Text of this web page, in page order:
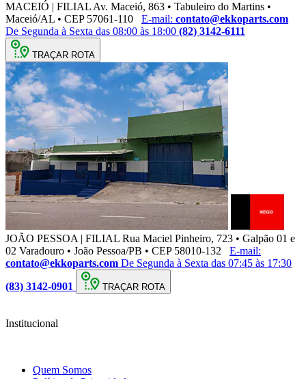
MACEIÓ | FILIAL Av. Maceió, 863 • Tabuleiro do Martins •
Maceió/AL • CEP 57061-110
E-mail: contato@ekkoparts.com
De Segunda à Sexta das 08:00 às 18:00 (82) 3142-6111
TRAÇAR ROTA
JOÃO PESSOA | FILIAL Rua Maciel Pinheiro, 723 • Galpão 01 e
02 Varadouro • João Pessoa/PB • CEP 58010-132
E-mail:
contato@ekkoparts.com De Segunda à Sexta das 07:45 às 17:30
(83) 3142-0901
TRAÇAR ROTA
Institucional
Quem Somos